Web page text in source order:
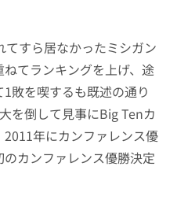
すら居なかったミシガン
てランキングを上げ、途
敗を喫するも既述の通り
を倒して見事にBig Tenカ
年にカンファレンス優
カンファレンス優勝決定